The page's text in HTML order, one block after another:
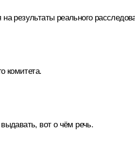
результаты реального
комитета.
вот о чём речь.